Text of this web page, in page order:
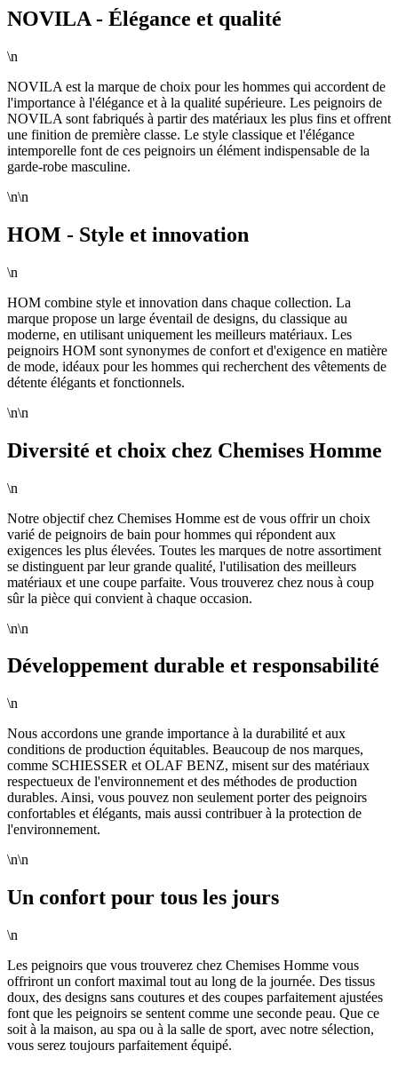
NOVILA - Élégance et qualité
\n
NOVILA est la marque de choix pour les hommes qui accordent de
l'importance à l'élégance et à la qualité supérieure. Les peignoirs de
NOVILA sont fabriqués à partir des matériaux les plus fins et offrent
une finition de première classe. Le style classique et l'élégance
intemporelle font de ces peignoirs un élément indispensable de la
garde-robe masculine.
\n\n
HOM - Style et innovation
\n
HOM combine style et innovation dans chaque collection. La
marque propose un large éventail de designs, du classique au
moderne, en utilisant uniquement les meilleurs matériaux. Les
peignoirs HOM sont synonymes de confort et d'exigence en matière
de mode, idéaux pour les hommes qui recherchent des vêtements de
détente élégants et fonctionnels.
\n\n
Diversité et choix chez Chemises Homme
\n
Notre objectif chez Chemises Homme est de vous offrir un choix
varié de peignoirs de bain pour hommes qui répondent aux
exigences les plus élevées. Toutes les marques de notre assortiment
se distinguent par leur grande qualité, l'utilisation des meilleurs
matériaux et une coupe parfaite. Vous trouverez chez nous à coup
sûr la pièce qui convient à chaque occasion.
\n\n
Développement durable et responsabilité
\n
Nous accordons une grande importance à la durabilité et aux
conditions de production équitables. Beaucoup de nos marques,
comme SCHIESSER et OLAF BENZ, misent sur des matériaux
respectueux de l'environnement et des méthodes de production
durables. Ainsi, vous pouvez non seulement porter des peignoirs
confortables et élégants, mais aussi contribuer à la protection de
l'environnement.
\n\n
Un confort pour tous les jours
\n
Les peignoirs que vous trouverez chez Chemises Homme vous
offriront un confort maximal tout au long de la journée. Des tissus
doux, des designs sans coutures et des coupes parfaitement ajustées
font que les peignoirs se sentent comme une seconde peau. Que ce
soit à la maison, au spa ou à la salle de sport, avec notre sélection,
vous serez toujours parfaitement équipé.